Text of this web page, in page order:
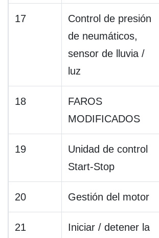
17
Control de presión
de neumáticos,
sensor de lluvia /
luz
18
FAROS
MODIFICADOS
19
Unidad de control
Start-Stop
20 Gestión del motor
21
Iniciar / detener la